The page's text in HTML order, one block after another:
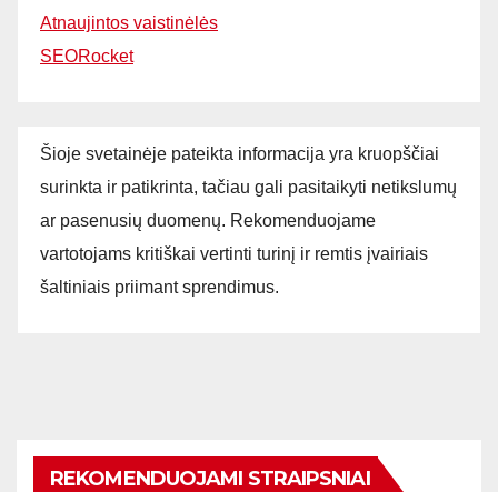
Atnaujintos vaistinėlės
SEORocket
Šioje svetainėje pateikta informacija yra kruopščiai
surinkta ir patikrinta, tačiau gali pasitaikyti netikslumų
ar pasenusių duomenų. Rekomenduojame
vartotojams kritiškai vertinti turinį ir remtis įvairiais
šaltiniais priimant sprendimus.
REKOMENDUOJAMI STRAIPSNIAI